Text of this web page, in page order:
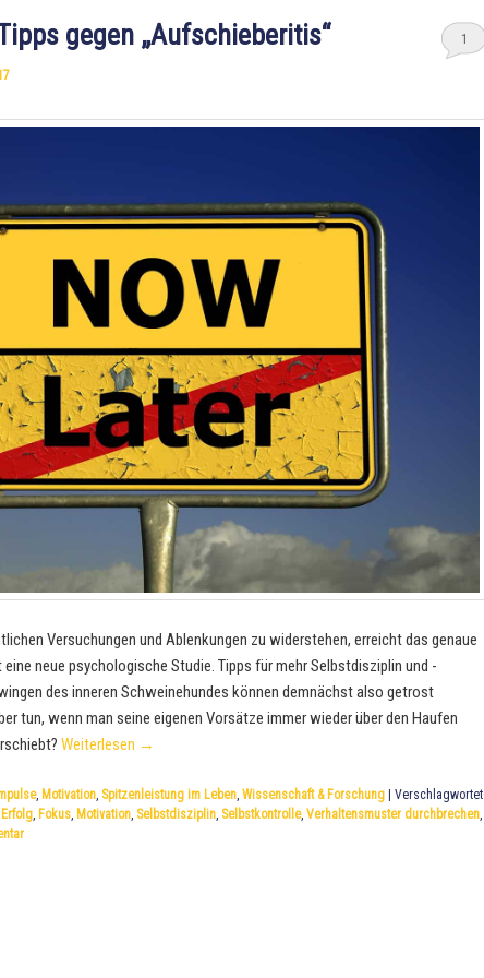
gegen „Aufschieberitis“ 1
Versuchungen und Ablenkungen zu widerstehen, erreicht das genaue
neue psychologische Studie. Tipps für mehr Selbstdisziplin und -
des inneren Schweinehundes können demnächst also getrost
tun, wenn man seine eigenen Vorsätze immer wieder über den Haufen
Weiterlesen →
, Motivation Spitzenleistung im Leben Wissenschaft & Forschung | Verschlagwortet
Erfolg Fokus Motivation Selbstdisziplin Selbstkontrolle, Verhaltensmuster durchbrechen